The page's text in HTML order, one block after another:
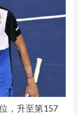
，升至第157